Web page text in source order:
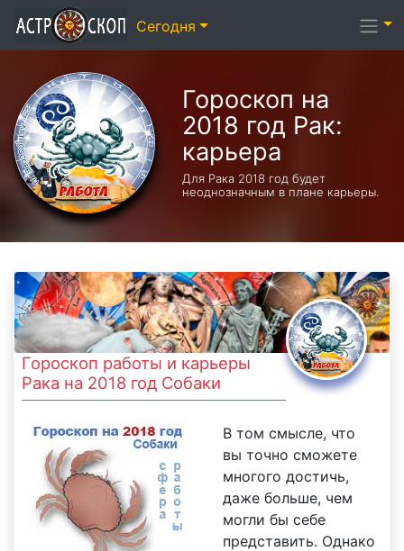
Гороскоп на
2018 год Рак:
карьера
Для Рака 2018 год будет
неоднозначным в плане карьеры.
Гороскоп работы и карьеры
Рака на 2018 год Собаки
В том смысле, что
вы точно сможете
многого достичь,
даже больше, чем
могли бы себе
представить. Однако
Сегодня